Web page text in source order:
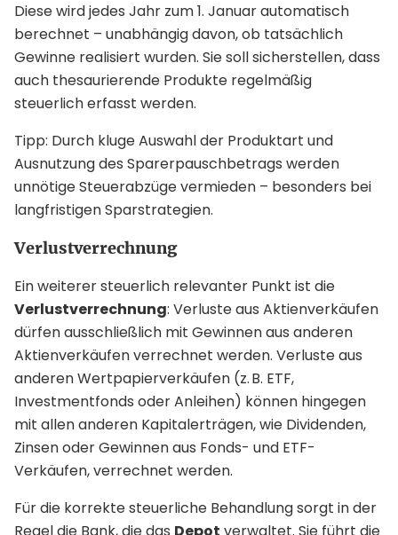
Diese wird jedes Jahr zum 1. Januar automatisch
berechnet – unabhängig davon, ob tatsächlich
Gewinne realisiert wurden. Sie soll sicherstellen, dass
auch thesaurierende Produkte regelmäßig
steuerlich erfasst werden.
Tipp: Durch kluge Auswahl der Produktart und
Ausnutzung des Sparerpauschbetrags werden
unnötige Steuerabzüge vermieden – besonders bei
langfristigen Sparstrategien.
Verlustverrechnung
Ein weiterer steuerlich relevanter Punkt ist die
Verlustverrechnung: Verluste aus Aktienverkäufen
dürfen ausschließlich mit Gewinnen aus anderen
Aktienverkäufen verrechnet werden. Verluste aus
anderen Wertpapierverkäufen (z. B. ETF,
Investmentfonds oder Anleihen) können hingegen
mit allen anderen Kapitalerträgen, wie Dividenden,
Zinsen oder Gewinnen aus Fonds- und ETF-
Verkäufen, verrechnet werden.
Für die korrekte steuerliche Behandlung sorgt in der